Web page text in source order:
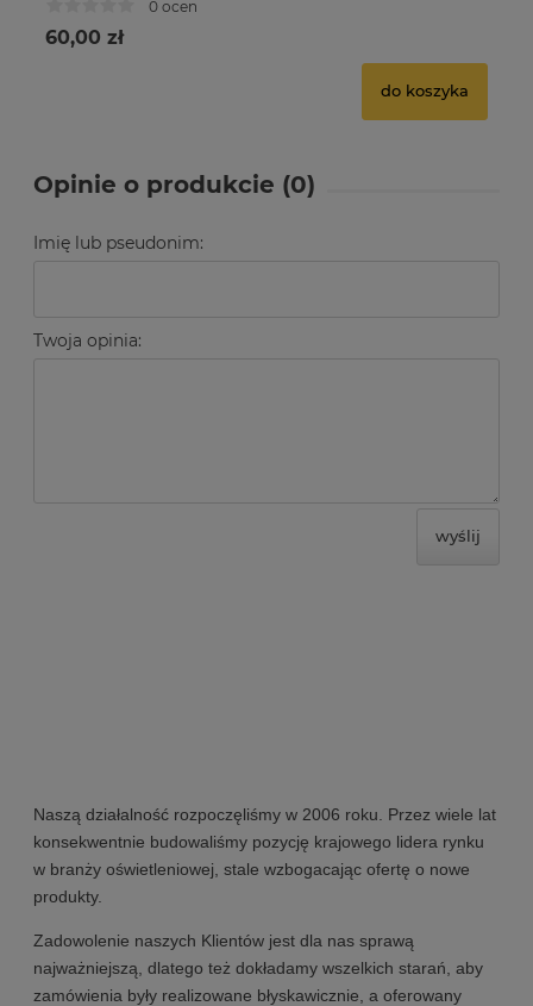
0 ocen
60,00 zł
do koszyka
Opinie o produkcie (0)
Imię lub pseudonim:
Twoja opinia:
wyślij
Naszą działalność rozpoczęliśmy w 2006 roku. Przez wiele lat
konsekwentnie budowaliśmy pozycję krajowego lidera rynku
w branży oświetleniowej, stale wzbogacając ofertę o nowe
produkty.
Zadowolenie naszych Klientów jest dla nas sprawą
najważniejszą, dlatego też dokładamy wszelkich starań, aby
zamówienia były realizowane błyskawicznie, a oferowany